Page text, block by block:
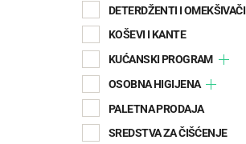
DETERDŽENTI I OMEKŠIVAČI
KOŠEVI I KANTE
KUĆANSKI PROGRAM
OSOBNA HIGIJENA
PALETNA PRODAJA
SREDSTVA ZA ČIŠĆENJE